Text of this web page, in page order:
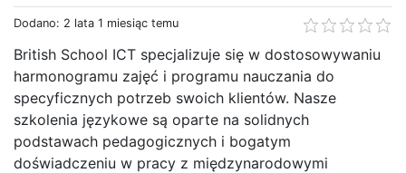
Dodano: 2 lata 1 miesiąc temu
British School ICT specjalizuje się w dostosowywaniu
harmonogramu zajęć i programu nauczania do
specyficznych potrzeb swoich klientów. Nasze
szkolenia językowe są oparte na solidnych
podstawach pedagogicznych i bogatym
doświadczeniu w pracy z międzynarodowymi